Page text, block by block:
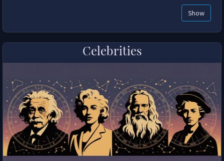
Show
Celebrities